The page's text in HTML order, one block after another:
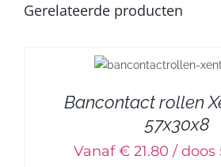
Gerelateerde producten
Bancontact rollen
57x30x8
Vanaf € 21.80 / doos